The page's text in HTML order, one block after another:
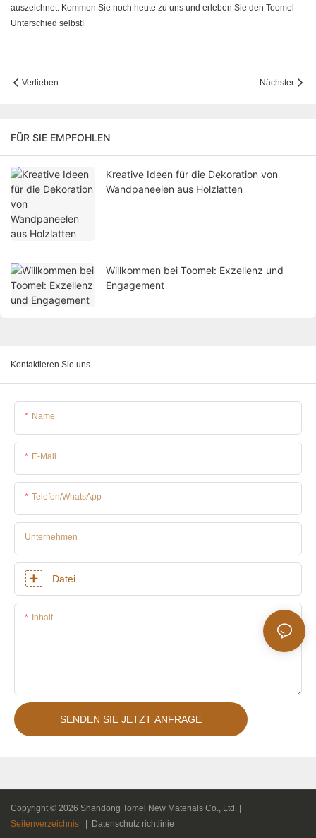
auszeichnet. Kommen Sie noch heute zu uns und erleben Sie den Toomel-
Unterschied selbst!
Verlieben Nächster
FÜR SIE EMPFOHLEN
Kreative Ideen für die Dekoration von
Wandpaneelen aus Holzlatten
Willkommen bei Toomel: Exzellenz und
Engagement
Kontaktieren Sie uns
Name
E-Mail
Telefon/WhatsApp
Unternehmen
Datei
Inhalt
SENDEN SIE JETZT ANFRAGE
Copyright © 2026 Shandong Tomel New Materials Co., Ltd. |
Seitenverzeichnis
| Datenschutz richtlinie